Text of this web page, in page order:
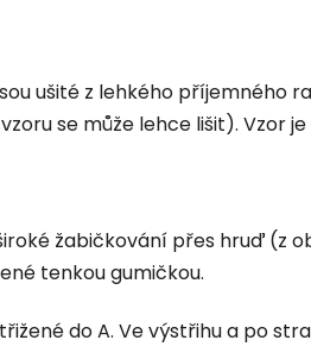
ušité z lehkého příjemného
se může lehce lišit). Vzor
žabičkování přes hruď (z
tenkou gumičkou.
do A. Ve výstřihu a po